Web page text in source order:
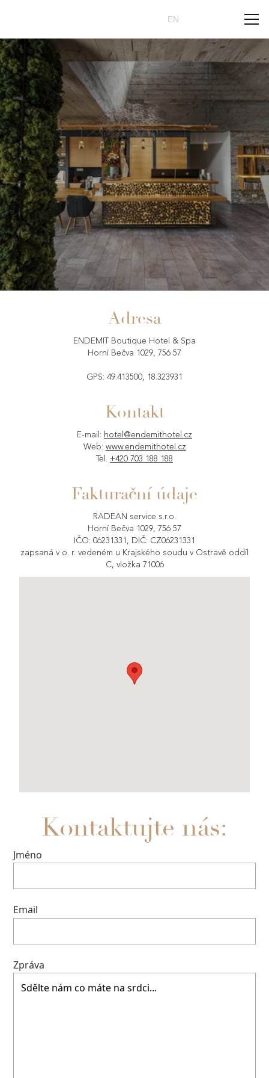
EN
Adresa
ENDEMIT Boutique Hotel & Spa
Horní Bečva 1029, 756 57
GPS: 49.413500, 18.323931
Kontakt
E-mail: hotel@endemithotel.cz
Web: www.endemithotel.cz
Tel. +420 703 188 188
Fakturační údaje
RADEAN service s.r.o.
Horní Bečva 1029, 756 57
IČO: 06231331, DIČ: CZ06231331
zapsaná v o. r. vedeném u Krajského soudu v Ostravě oddíl
C, vložka 71006
Kontaktujte nás:
Jméno
Email
Zpráva